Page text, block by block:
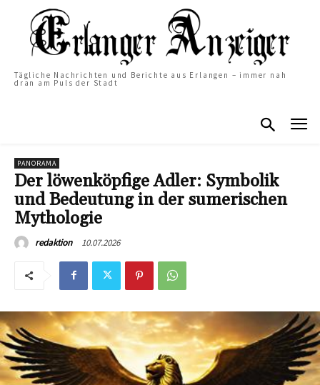
Tägliche Nachrichten und Berichte aus Erlangen – immer nah
dran am Puls der Stadt
PANORAMA
Der löwenköpfige Adler: Symbolik
und Bedeutung in der sumerischen
Mythologie
redaktion 10.07.2026